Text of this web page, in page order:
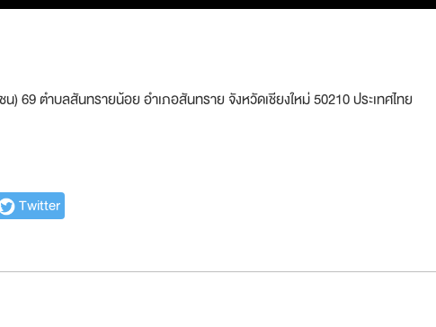
69 ตำบลสันทรายน้อย อำเภอสันทราย จังหวัดเชียงใหม่ 50210 ประเทศไทย
Twitter